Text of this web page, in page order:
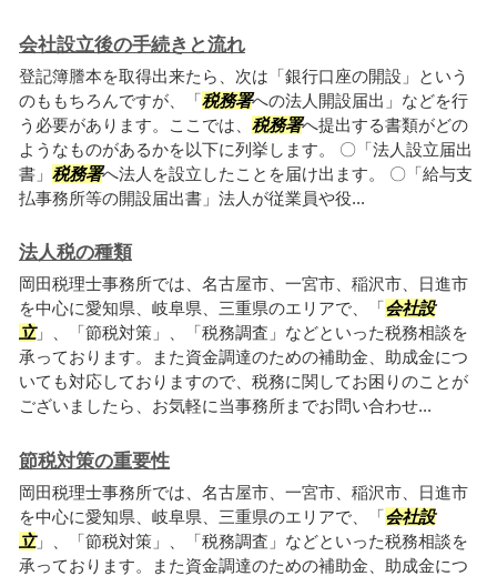
会社設立後の手続きと流れ
登記簿謄本を取得出来たら、次は「銀行口座の開設」という
のももちろんですが、「税務署への法人開設届出」などを行
う必要があります。ここでは、 税務署へ提出する書類がどの
ようなものがあるかを以下に列挙します。 〇「法人設立届出
書」 税務署へ法人を設立したことを届け出ます。 〇「給与支
払事務所等の開設届出書」法人が従業員や役...
法人税の種類
岡田税理士事務所では、名古屋市、一宮市、稲沢市、日進市
を中心に愛知県、岐阜県、三重県のエリアで、「会社設
立」、「節税対策」、「税務調査」などといった税務相談を
承っております。また資金調達のための補助金、助成金につ
いても対応しておりますので、税務に関してお困りのことが
ございましたら、お気軽に当事務所までお問い合わせ...
節税対策の重要性
岡田税理士事務所では、名古屋市、一宮市、稲沢市、日進市
を中心に愛知県、岐阜県、三重県のエリアで、「会社設
立」、「節税対策」、「税務調査」などといった税務相談を
承っております。また資金調達のための補助金、助成金につ